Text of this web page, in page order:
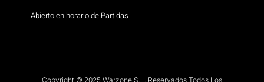
Abierto en horario de Partidas
Copyright © 2025 Warzone S.L. Reservados Todos Los